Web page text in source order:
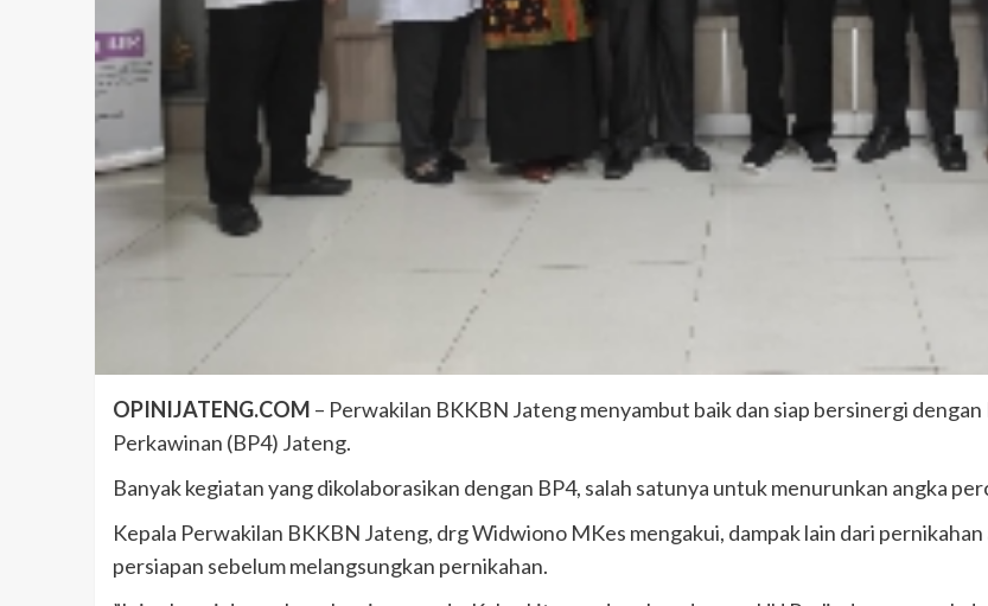
OPINIJATENG.COM – Perwakilan BKKBN Jateng menyambut baik dan siap bersinergi
Perkawinan (BP4) Jateng.
Banyak kegiatan yang dikolaborasikan dengan BP4, salah satunya untuk menurunkan angka
Kepala Perwakilan BKKBN Jateng, drg Widwiono MKes mengakui, dampak lain dari
persiapan sebelum melangsungkan pernikahan.